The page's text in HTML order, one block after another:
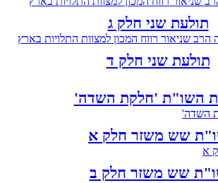
תולעת שני חלק ג
תולעת שני חלק ד
השו"ת 'חלקת השדה'
שש משזר חלק א
שש משזר חלק ב